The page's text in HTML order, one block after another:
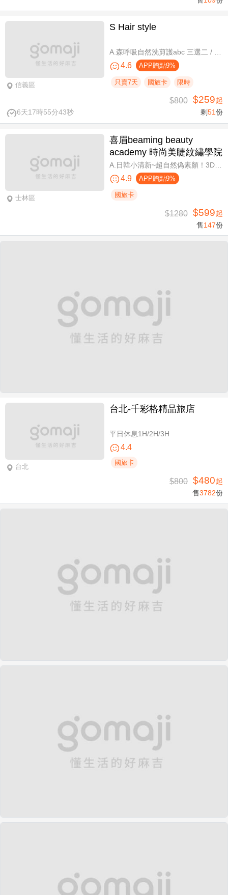
信義區
S Hair style
4.6 APP贈點9%
只賣7天 國旅卡 限時
6天17時55分42秒
$800 $259起
剩51份
士林區
喜眉beaming beauty
academy 時尚美睫紋繡學院
4.9 APP贈點9%
國旅卡
$1280 $599起
售147份
台北
台北-千彩格精品旅店
平日休息1H/2H/3H
4.4
國旅卡
$800 $480起
售3782份